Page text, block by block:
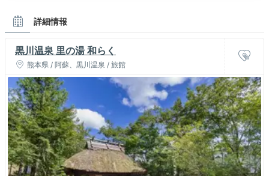
詳細情報
黒川温泉 里の湯 和らく
熊本県 / 阿蘇、黒川温泉 / 旅館